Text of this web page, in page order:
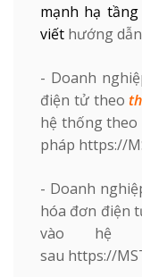
mạnh hạ
viết hướng
- Doanh
điện tửtheo
hệ thống theo
pháp https://
- Doanh
hóa đơn điện
vào hệ
sau https://